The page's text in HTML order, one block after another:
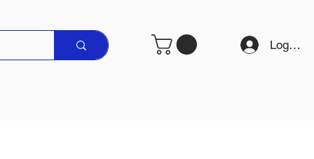
Logare